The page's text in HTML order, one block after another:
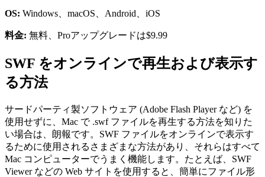
OS: Windows、macOS、Android、iOS
料金: 無料、Proアップグレードは$9.99
SWF をオンラインで再生および表示す
る方法
サードパーティ製ソフトウェア (Adobe Flash Player など) を
使用せずに、Mac で .swf ファイルを再生する方法を知りた
い場合は、朗報です。SWF ファイルをオンラインで表示す
るために使用されるさまざまな方法があり、それらはすべて
Mac コンピューターでうまく機能します。たとえば、SWF
Viewer などの Web サイトを使用すると、簡単にファイル形